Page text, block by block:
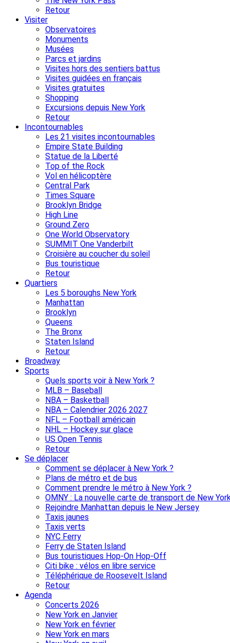
Retour
Visiter
Observatoires
Monuments
Musées
Parcs et jardins
Visites hors des sentiers battus
Visites guidées en français
Visites gratuites
Shopping
Excursions depuis New York
Retour
Incontournables
Les 21 visites incontournables
Empire State Building
Statue de la Liberté
Top of the Rock
Vol en hélicoptère
Central Park
Times Square
Brooklyn Bridge
High Line
Ground Zero
One World Observatory
SUMMIT One Vanderbilt
Croisière au coucher du soleil
Bus touristique
Retour
Quartiers
Les 5 boroughs New York
Manhattan
Brooklyn
Queens
The Bronx
Staten Island
Retour
Broadway
Sports
Quels sports voir à New York ?
MLB – Baseball
NBA – Basketball
NBA – Calendrier 2026 2027
NFL – Football américain
NHL – Hockey sur glace
US Open Tennis
Retour
Se déplacer
Comment se déplacer à New York ?
Plans de métro et de bus
Comment prendre le métro à New York ?
OMNY : La nouvelle carte de transport de New
Rejoindre Manhattan depuis le New Jersey
Taxis jaunes
Taxis verts
NYC Ferry
Ferry de Staten Island
Bus touristiques Hop-On Hop-Off
Citi bike : vélos en libre service
Téléphérique de Roosevelt Island
Retour
Agenda
Concerts 2026
New York en Janvier
New York en février
New York en mars